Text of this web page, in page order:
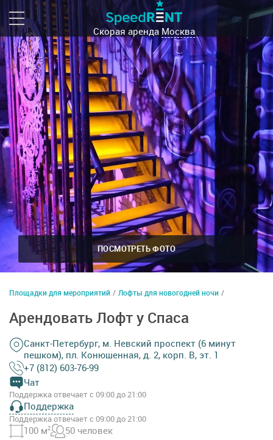
Скорая аренда Москва
ПОСМОТРЕТЬ ФОТО
Площадки для мероприятий / Лофты для новогодней ночи /
Арендовать Лофт у Спаса
Санкт-Петербург, м. Невский проспект (6 минут
пешком), пл. Конюшенная, д. 2, корп. В, эт. 1
+7 (812) 603-76-99
Чат
Поддержка отвечает с 09:00 до 21:00
Поддержка
Поддержка отвечает с 09:00 до 21:00
100 м2 50 человек